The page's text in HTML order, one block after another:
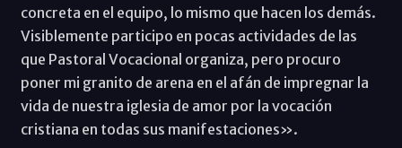
concreta en el equipo, lo mismo que hacen los demás.
Visiblemente participo en pocas actividades de las
que Pastoral Vocacional organiza, pero procuro
poner mi granito de arena en el afán de impregnar la
vida de nuestra iglesia de amor por la vocación
cristiana en todas sus manifestaciones».